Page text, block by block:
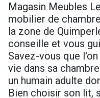
Magasin Meubles
mobilier de
la zone de
conseille et vous
Savez-vous que
vie dans sa
un humain adulte
Bien choisir son lit,